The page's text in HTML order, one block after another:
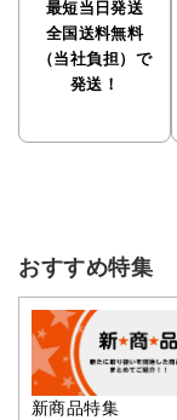
最短当日発送
全国送料無料
（当社負担）で
発送！
おすすめ特集
新商品特集